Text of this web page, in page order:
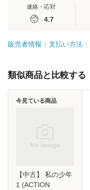
連絡・応対
4.7
販売者情報 支払い方法
類似商品と比較する
【中古】 私の少年
1 (ACTION
今見ている商品